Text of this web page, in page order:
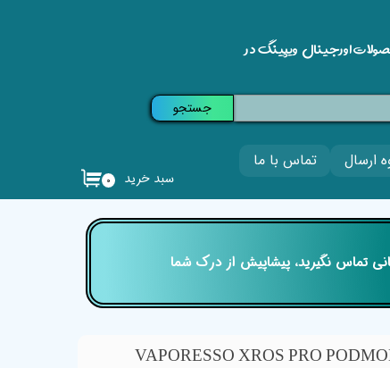
ارسال تماس با ما
۰ سبد خرید
اورجینال ویپینگ در
جستجو
تماس نگیرید، پیشاپیش از درک شما